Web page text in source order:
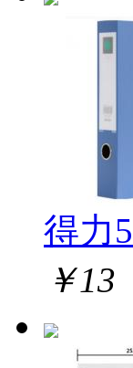
得力
￥13